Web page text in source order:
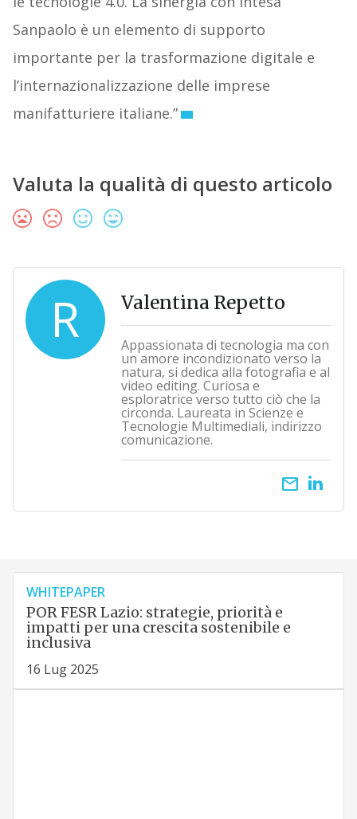
Sanpaolo è un elemento di supporto
importante per la trasformazione digitale e
l’internazionalizzazione delle imprese
manifatturiere italiane.”
Valuta la qualità di questo articolo
R Valentina Repetto
Appassionata di tecnologia ma con
un amore incondizionato verso la
natura, si dedica alla fotografia e al
video editing. Curiosa e
esploratrice verso tutto ciò che la
circonda. Laureata in Scienze e
Tecnologie Multimediali, indirizzo
comunicazione.
email
WHITEPAPER
POR FESR Lazio: strategie, priorità e
impatti per una crescita sostenibile e
inclusiva
16 Lug 2025